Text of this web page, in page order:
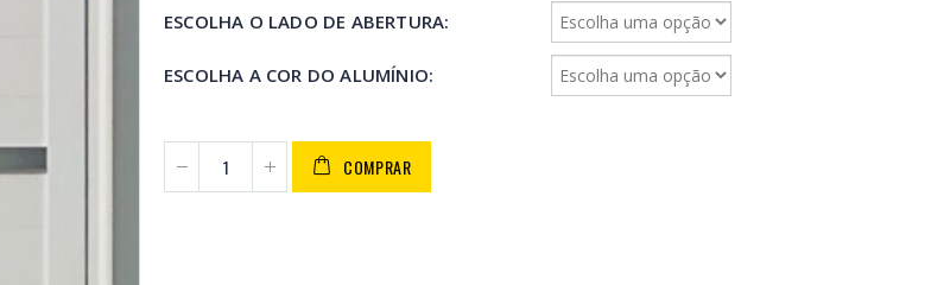
ESCOLHA O LADO DE ABERTURA
ESCOLHA A COR DO ALUMÍNIO
COMPRAR